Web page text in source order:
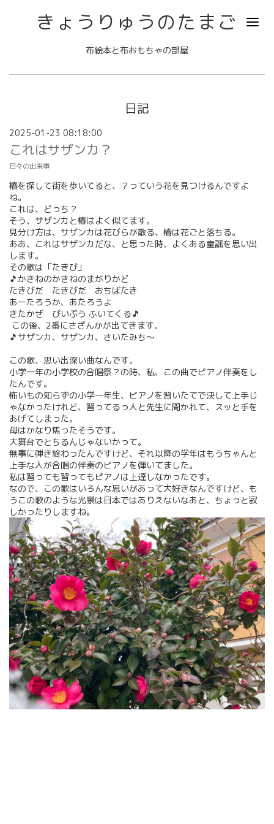
きょうりゅうのたまご
布絵本と布おもちゃの部屋
日記
2025-01-23 08:18:00
これはサザンカ？
日々の出来事
椿を探して街を歩いてると、？っていう花を見つけるんですよ
ね。
これは、どっち？
そう、サザンカと椿はよく似てます。
見分け方は、サザンカは花びらが散る、椿は花ごと落ちる。
ああ、これはサザンカだな、と思った時、よくある童謡を思い出
します。
その歌は「たきび」
🎵かきねのかきねのまがりかど
たきびだ たきびだ おちばたき
あーたろうか、あたろうよ
きたかぜ ぴいぷう ふいてくる🎵
この後、2番にさざんかが出てきます。
🎵サザンカ、サザンカ、さいたみち〜
この歌、思い出深い曲なんです。
小学一年の小学校の合唱祭？の時、私、この曲でピアノ伴奏をし
たんです。
怖いもの知らずの小学一年生、ピアノを習いたてで決して上手じ
ゃなかったけれど、習ってるっ人と先生に聞かれて、スッと手を
あげてしまった。
母はかなり焦ったそうです。
大舞台でとちるんじゃないかって。
無事に弾き終わったんですけど、それ以降の学年はもうちゃんと
上手な人が合唱の伴奏のピアノを弾いてました。
私は習っても習ってもピアノは上達しなかったです。
なので、この歌はいろんな思いがあって大好きなんですけど、も
うこの歌のような光景は日本ではありえないなあと、ちょっと寂
しかったりしますね。